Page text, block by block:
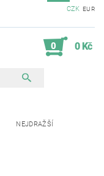
CZK EUR
0 0 Kč
NEJDRAŽŠÍ